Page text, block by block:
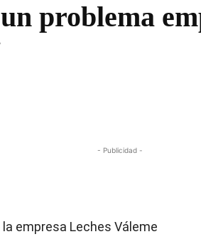
problema
- Publicidad -
empresa Leches Váleme